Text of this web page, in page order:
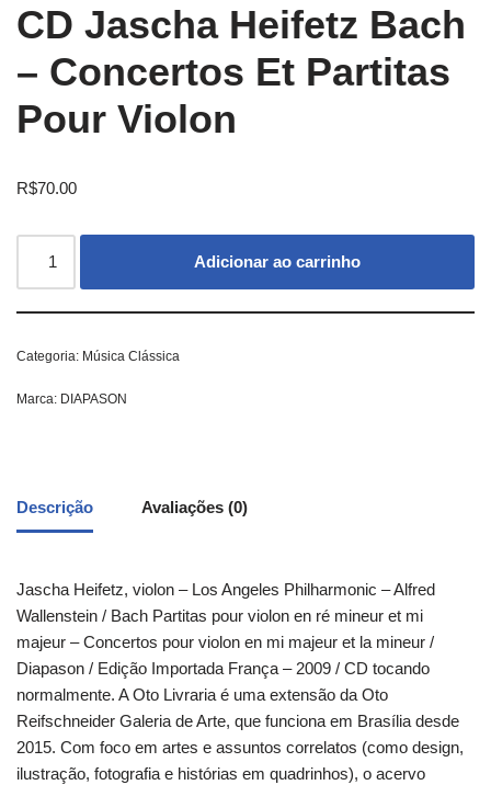
CD Jascha Heifetz Bach
– Concertos Et Partitas
Pour Violon
R$70.00
Adicionar ao carrinho
Categoria: Música Clássica
Marca: DIAPASON
Descrição Avaliações (0)
Jascha Heifetz, violon – Los Angeles Philharmonic – Alfred
Wallenstein / Bach Partitas pour violon en ré mineur et mi
majeur – Concertos pour violon en mi majeur et la mineur /
Diapason / Edição Importada França – 2009 / CD tocando
normalmente. A Oto Livraria é uma extensão da Oto
Reifschneider Galeria de Arte, que funciona em Brasília desde
2015. Com foco em artes e assuntos correlatos (como design,
ilustração, fotografia e histórias em quadrinhos), o acervo